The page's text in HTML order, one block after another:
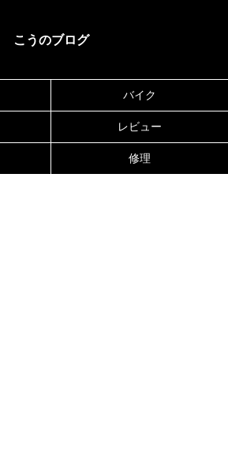
こうのブログ
バイク
レビュー
修理